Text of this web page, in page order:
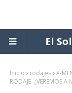
El
Inicio rodajes X-
RODAJE. ¿VEREMOS